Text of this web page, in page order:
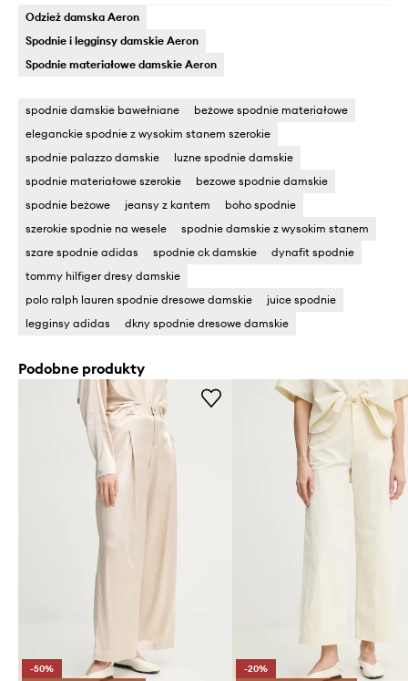
Odzież damska Aeron
Spodnie i legginsy damskie Aeron
Spodnie materiałowe damskie Aeron
spodnie damskie bawełniane
beżowe spodnie materiałowe
eleganckie spodnie z wysokim stanem szerokie
spodnie palazzo damskie
luzne spodnie damskie
spodnie materiałowe szerokie
bezowe spodnie damskie
spodnie beżowe
jeansy z kantem
boho spodnie
szerokie spodnie na wesele
spodnie damskie z wysokim stanem
szare spodnie adidas
spodnie ck damskie
dynafit spodnie
tommy hilfiger dresy damskie
polo ralph lauren spodnie dresowe damskie
juice spodnie
legginsy adidas
dkny spodnie dresowe damskie
Podobne produkty
-50%
-20%